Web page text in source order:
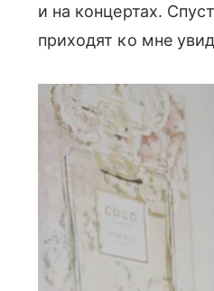
и на концертах.
приходят ко мне